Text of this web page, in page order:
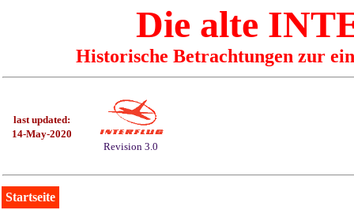
Die alte
Historische Betrachtungen zur
last updated:
14-May-2020
Revision 3.0
Startseite